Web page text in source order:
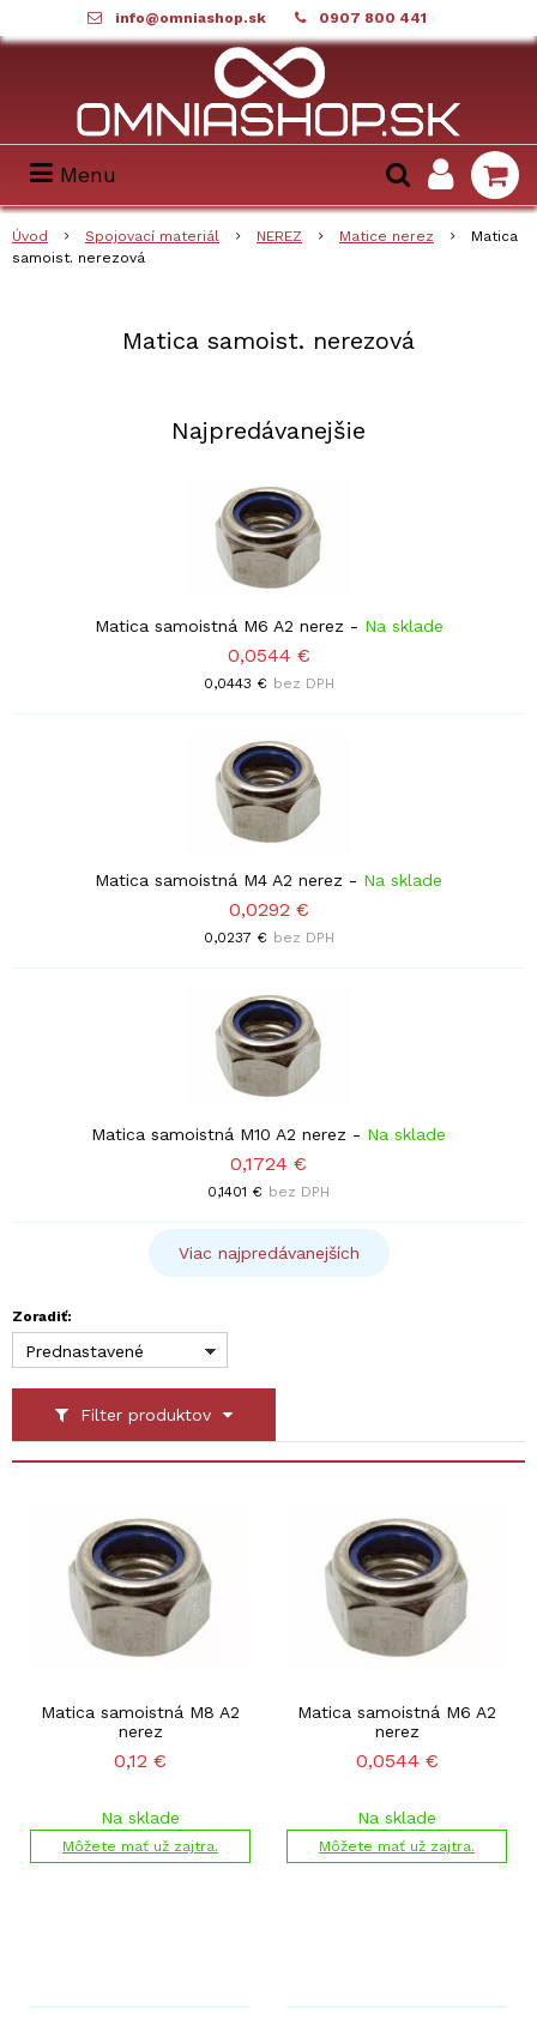
info@omniashop.sk 0907 800 441
Menu
Úvod Spojovací materiál NEREZ Matice nerez
Matica
samoist. nerezová
Matica samoist. nerezová
Najpredávanejšie
Matica samoistná M6 A2 nerez - Na sklade
0,0544 €
0,0443 € bez DPH
Matica samoistná M4 A2 nerez - Na sklade
0,0292 €
0,0237 € bez DPH
Matica samoistná M10 A2 nerez - Na sklade
0,1724 €
0,1401 € bez DPH
Viac najpredávanejších
Filter produktov
Zoradiť:
Prednastavené
Matica samoistná M8 A2
nerez
0,12 €
Na sklade
Môžete mať už zajtra.
Matica samoistná M6 A2
nerez
0,0544 €
Na sklade
Môžete mať už zajtra.